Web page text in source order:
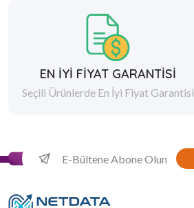
EN İYİ FİYAT GARANTİSİ
Seçili Ürünlerde En İyi Fiyat Garantisi